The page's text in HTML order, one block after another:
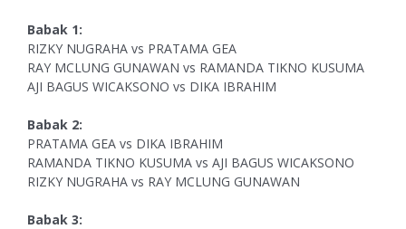
Babak 1:
RIZKY NUGRAHA vs PRATAMA GEA
RAY MCLUNG GUNAWAN vs RAMANDA TIKNO KUSUMA
AJI BAGUS WICAKSONO vs DIKA IBRAHIM
Babak 2:
PRATAMA GEA vs DIKA IBRAHIM
RAMANDA TIKNO KUSUMA vs AJI BAGUS WICAKSONO
RIZKY NUGRAHA vs RAY MCLUNG GUNAWAN
Babak 3: